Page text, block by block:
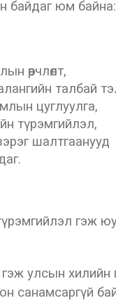
байдаг юм байна:
өөрчлөлт,
талбай
цуглуулга,
түрэмгийлэл,
шалтгаанууд
гэж
улсын хилийн
санамсаргүй